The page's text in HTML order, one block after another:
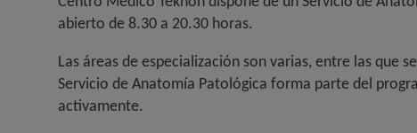
abierto de 8.30 a 20.30 horas.
Las áreas de especialización son varias, entre las que
Servicio de Anatomía Patológica forma parte del
activamente.